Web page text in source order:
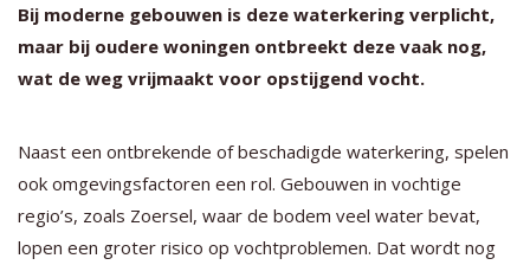
Bij moderne gebouwen is deze waterkering verplicht,
maar bij oudere woningen ontbreekt deze vaak nog,
wat de weg vrijmaakt voor opstijgend vocht.
Naast een ontbrekende of beschadigde waterkering, spelen
ook omgevingsfactoren een rol. Gebouwen in vochtige
regio’s, zoals Zoersel, waar de bodem veel water bevat,
lopen een groter risico op vochtproblemen. Dat wordt nog